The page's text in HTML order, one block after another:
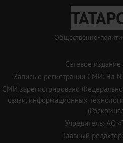
Общественно-
Сетевое издание
Запись о регистрации СМИ: Эл
СМИ зарегистрировано
связи, информационных
Учредитель: АО
Главный